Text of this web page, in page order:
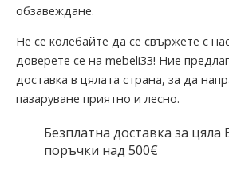
обзавеждане.
Не се колебайте да се свържете с
доверете се на mebeli33! Ние
доставка в цялата страна, за да
пазаруване приятно и лесно.
Безплатна доставка за цяла
поръчки над 500€